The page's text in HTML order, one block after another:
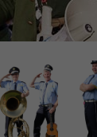
(z. B. IP-
und
finden Sie in
Einwilligung zu
anzeigen lassen
Alle